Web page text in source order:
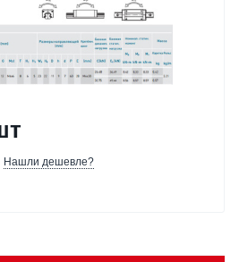
Нашли дешевле?